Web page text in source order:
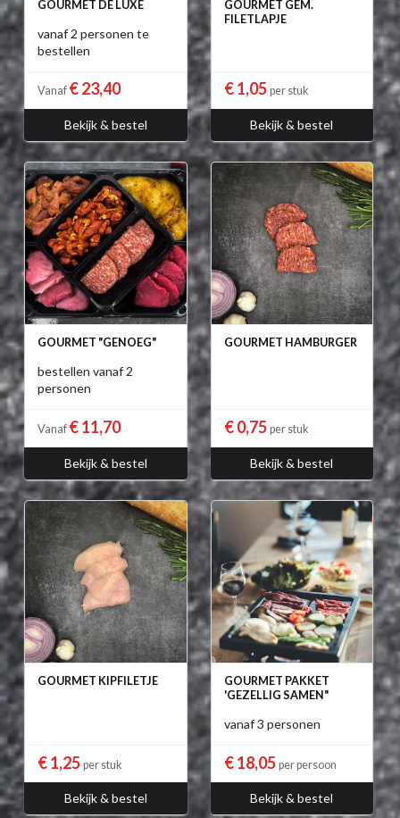
GOURMET DE LUXE
vanaf 2 personen te
bestellen
Vanaf € 23,40
Bekijk & bestel
GOURMET GEM.
FILETLAPJE
€ 1,05 per stuk
Bekijk & bestel
GOURMET "GENOEG"
bestellen vanaf 2
personen
Vanaf € 11,70
Bekijk & bestel
GOURMET HAMBURGER
€ 0,75 per stuk
Bekijk & bestel
GOURMET KIPFILETJE
€ 1,25 per stuk
Bekijk & bestel
GOURMET PAKKET
'GEZELLIG SAMEN"
vanaf 3 personen
€ 18,05 per persoon
Bekijk & bestel